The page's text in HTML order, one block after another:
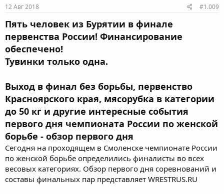
12 Авг 2018 #1.009
Пять человек из Бурятии в финале
первенства России! Финансирование
обеспечено!
Тувинки только одна.
Выход в финал без борьбы, первенство
Красноярского края, мясорубка в категории
до 50 кг и другие интересные события
первого дня чемпионата России по женской
борьбе - обзор первого дня
Сегодня на проходящем в Смоленске чемпионате России
по женской борьбе определились финалисты во всех
весовых категориях. Обзор первого дня соревнований и
составы финальных пар представляет WRESTRUS.RU